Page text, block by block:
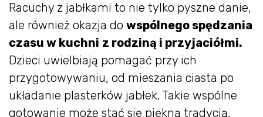
Racuchy z jabłkami to nie tylko pyszne danie,
ale również okazja do wspólnego spędzania
czasu w kuchni z rodziną i przyjaciółmi.
Dzieci uwielbiają pomagać przy ich
przygotowywaniu, od mieszania ciasta po
układanie plasterków jabłek. Takie wspólne
gotowanie może stać się piękną tradycją,